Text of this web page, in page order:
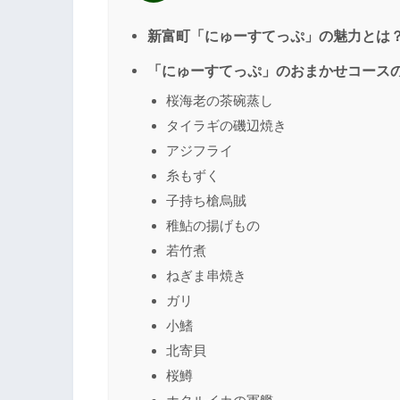
新富町「にゅーすてっぷ」の魅力とは
「にゅーすてっぷ」のおまかせコース
桜海老の茶碗蒸し
タイラギの磯辺焼き
アジフライ
糸もずく
子持ち槍烏賊
稚鮎の揚げもの
若竹煮
ねぎま串焼き
ガリ
小鰭
北寄貝
桜鱒